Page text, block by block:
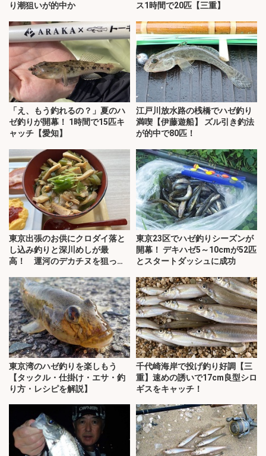
り潮狙いが的中か
ス1時間で20匹【三重】
「え、もう釣れるの？」夏のハ
ゼ釣りが開幕！ 1時間で15匹キ
ャッチ【愛知】
江戸川放水路の桟橋でハゼ釣り
満喫【伊藤遊船】 ズル引き釣法
が的中で80匹！
東京出張のお供にクロダイ落と
し込み釣りと深川めしが最
高！ 運河のデカチヌを狙って
東京23区でハゼ釣りシーズンが
開幕！ デキハゼ5～10cmが52匹
とスタートダッシュに成功
東京湾のハゼ釣りを楽しもう
【タックル・仕掛け・エサ・釣
り方・レシピを解説】
千代崎海岸で投げ釣り好調【三
重】速めの誘いで17cm良型シロ
ギスをキャッチ！